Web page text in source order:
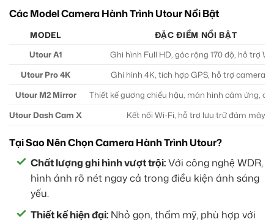
Các Model Camera Hành Trình Utour Nổi Bật
MODEL
ĐẶC ĐIỂM NỔI BẬT
Utour A1
Ghi hình Full HD, góc rộng 170 độ, hỗ trợ
Utour Pro 4K
Ghi hình 4K, tích hợp GPS, hỗ trợ camera
Utour M2 Mirror
Thiết kế gương chiếu hậu, màn hình cảm ứng,
Utour Dash Cam X
Kết nối Wi-Fi, hỗ trợ lưu trữ đám mây
Tại Sao Nên Chọn Camera Hành Trình Utour?
Chất lượng ghi hình vượt trội:Với công nghệ WDR,
hình ảnh rõ nét ngay cả trong điều kiện ánh sáng
yếu.
Thiết kế hiện đại: Nhỏ gọn, thẩm mỹ, phù hợp với